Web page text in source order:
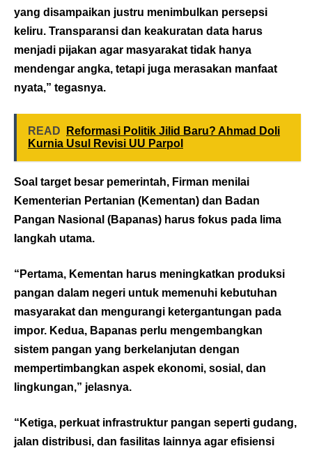
yang disampaikan justru menimbulkan persepsi
keliru. Transparansi dan keakuratan data harus
menjadi pijakan agar masyarakat tidak hanya
mendengar angka, tetapi juga merasakan manfaat
nyata,” tegasnya.
READ
Reformasi Politik Jilid Baru? Ahmad Doli
Kurnia Usul Revisi UU Parpol
Soal target besar pemerintah, Firman menilai
Kementerian Pertanian (Kementan) dan Badan
Pangan Nasional (Bapanas) harus fokus pada lima
langkah utama.
“Pertama, Kementan harus meningkatkan produksi
pangan dalam negeri untuk memenuhi kebutuhan
masyarakat dan mengurangi ketergantungan pada
impor. Kedua, Bapanas perlu mengembangkan
sistem pangan yang berkelanjutan dengan
mempertimbangkan aspek ekonomi, sosial, dan
lingkungan,” jelasnya.
“Ketiga, perkuat infrastruktur pangan seperti gudang,
jalan distribusi, dan fasilitas lainnya agar efisiensi